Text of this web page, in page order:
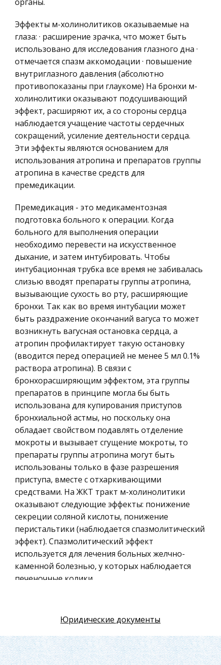
География, Экономическая география
Литература, Лингвистика
Техника
Бухгалтерский учет
Налоговое право
Экологическое право
Физика
Теория государства и права
Компьютерные сети
Философия
Программирование, Базы данных
Правоохранительные органы
России
Ценные бумаги
Гражданское право
Трудовое право
История государства и права зарубежных
стран
Транспорт
Банковское дело и кредитование
Здоровье
Астрономия
Биржевое дело
Биология
Экономико-математическое
моделирование
Российское предпринимательское право
Искусство
Физкультура и Спорт, Здоровье
Гражданская оборона
Геология
Религия
Уголовный процесс
Таможенное право
Международное частное право
Архитектура
Материаловедение
Экскурсии и туризм
Сущность проблемы заключается в том, что
около двух веков назад в определенных
социально-политических условиях того
времени и были нацелены на решение проблем
об
Шум и его влияние на организм человека
Действие его на организм человека связано
главным образом с применением нового,
высокопроизводительного оборудования, с
механизацией и автоматизацией трудовых
процессов: переходом на большие скорости
Комплекс основной гимнастики с
близорукостью 3—6 диоптрий
Соединяя кисти тыль ной стороной, поднять
руки вверх и по тянуться всем телом вверх за
руками — выдох. Повторите 8—10 раз, с движе
нием глаз 4—5 раз. Разъединить руки, опустить,
и. п. — выдох. Повт
Новая экономическая политика (HЭП)
Выполнит она только первую часть этой
исторической задачи, и тогда создание
рыночного механизма перейдет в руки
общественно-политических сил,
ориентирующихся на полную приватизацию
государственной соб
Эффекты м-холинолитиков оказываемые на
глаза: · расширение зрачка, что может быть
использовано для исследования глазного дна ·
отмечается спазм аккомодации · повышение
внутриглазного давления (абсолютно
противопоказаны при глаукоме) На бронхи м-
холинолитики оказывают подсушивающий
эффект, расширяют их, а со стороны сердца
наблюдается учащение частоты сердечных
сокращений, усиление деятельности сердца.
Эти эффекты являются основанием для
использования атропина и препаратов группы
атропина в качестве средств для
премедикации.
Премедикация - это медикаментозная
подготовка больного к операции. Когда
больного для выполнения операции
необходимо перевести на искусственное
дыхание, и затем интубировать. Чтобы
интубационная трубка все время не забивалась
слизью вводят препараты группы атропина,
вызывающие сухость во рту, расширяющие
бронхи. Так как во время интубации может
быть раздражение окончаний вагуса то может
возникнуть вагусная остановка сердца, а
атропин профилактирует такую остановку
(вводится перед операцией не менее 5 мл 0.1%
раствора атропина). В связи с
бронхорасширяющим эффектом, эта группы
препаратов в принципе могла бы быть
использована для купирования приступов
бронхиальной астмы, но поскольку она
обладает свойством подавлять отделение
мокроты и вызывает сгущение мокроты, то
препараты группы атропина могут быть
использованы только в фазе разрешения
приступа, вместе с отхаркивающими
средствами. На ЖКТ тракт м-холинолитики
оказывают следующие эффекты: понижение
секреции соляной кислоты, понижение
перистальтики (наблюдается спазмолитический
эффект). Спазмолитический эффект
используется для лечения больных желчно-
каменной болезнью, у которых наблюдается
печеночные колики.
болезнью желудка и двенадцатиперстной
кишки.
Однако противопоказаны м-холинолитики при
Юридические документы